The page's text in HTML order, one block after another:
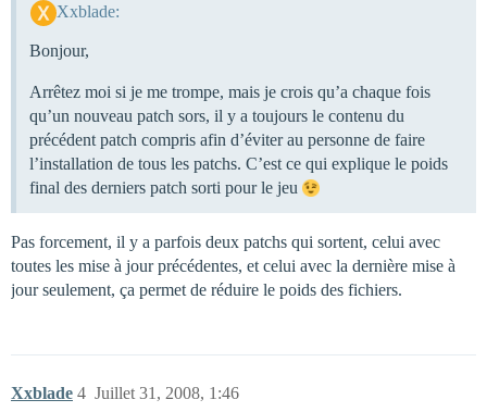
Xxblade:
Bonjour,
Arrêtez moi si je me trompe, mais je crois qu’a chaque fois
qu’un nouveau patch sors, il y a toujours le contenu du
précédent patch compris afin d’éviter au personne de faire
l’installation de tous les patchs. C’est ce qui explique le poids
final des derniers patch sorti pour le jeu
Pas forcement, il y a parfois deux patchs qui sortent, celui avec
toutes les mise à jour précédentes, et celui avec la dernière mise à
jour seulement, ça permet de réduire le poids des fichiers.
Xxblade Juillet 31, 2008, 1:46
4